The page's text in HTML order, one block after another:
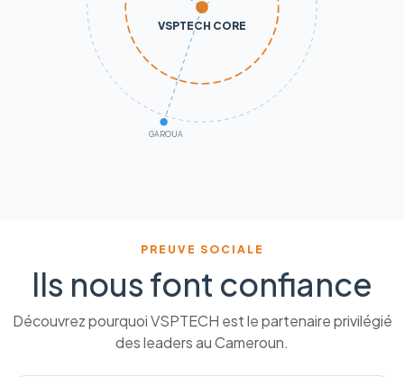
VSPTECH CORE
GAROUA
PREUVE SOCIALE
Ils nous font confiance
Découvrez pourquoi VSPTECH est le partenaire privilégié
des leaders au Cameroun.